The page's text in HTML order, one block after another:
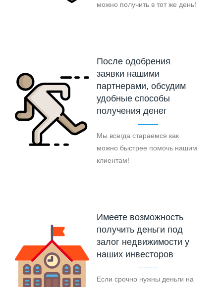
можно получить в тот же день!
После одобрения
заявки нашими
партнерами, обсудим
удобные способы
получения денег
Мы всегда стараемся как
можно быстрее помочь нашим
клиентам!
Имеете возможность
получить деньги под
залог недвижимости у
наших инвесторов
Если срочно нужны деньги на